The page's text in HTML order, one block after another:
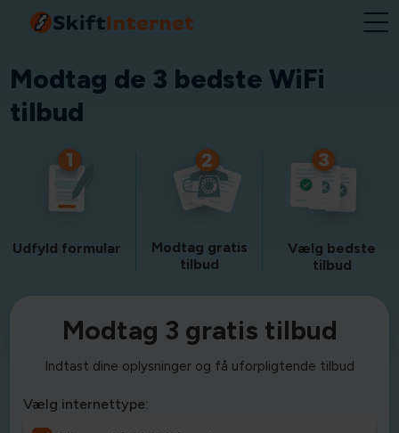
Modtag de 3 bedste WiFi
tilbud
Udfyld formular
Modtag gratis
tilbud
Vælg bedste
tilbud
Modtag 3 gratis tilbud
Indtast dine oplysninger og få uforpligtende tilbud
Vælg internettype: